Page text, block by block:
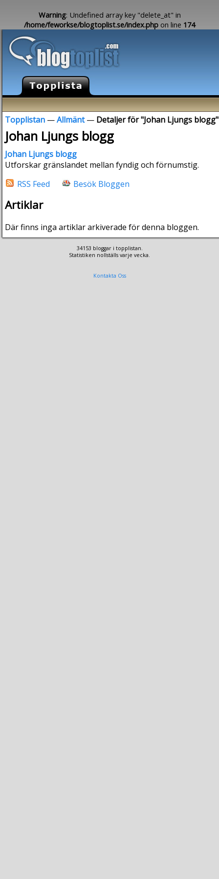
Warning: Undefined array key "delete_at" in
/home/feworkse/blogtoplist.se/index.php on line 174
Topplistan —Allmänt— Detaljer för "Johan Ljungs blogg"
Johan Ljungs blogg
Johan Ljungs blogg
Utforskar gränslandet mellan fyndig och förnumstig.
RSS Feed
Besök Bloggen
Artiklar
Där finns inga artiklar arkiverade för denna bloggen.
34153 bloggar i topplistan.
Statistiken nollställs varje vecka.
Kontakta Oss